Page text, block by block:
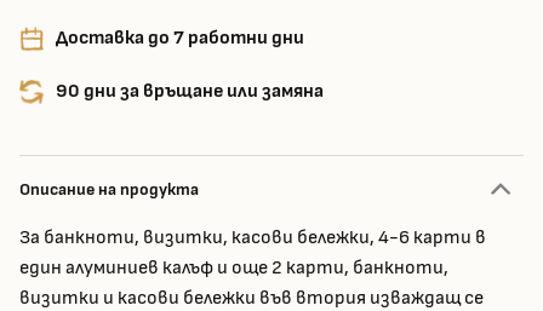
Доставка до 7 работни дни
90 дни за връщане или замяна
Описание на продукта
За банкноти, визитки, касови бележки, 4-6 карти в
един алуминиев калъф и още 2 карти, банкноти,
визитки и касови бележки във втория изваждащ се